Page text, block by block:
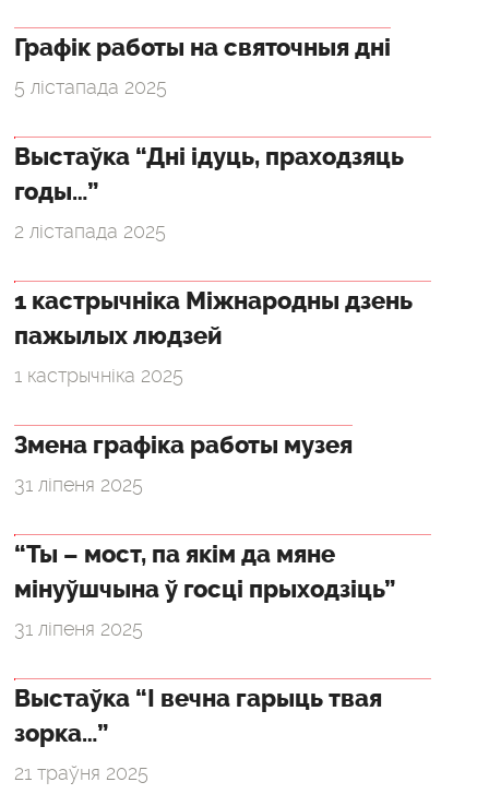
Графік работы на святочныя дні
5 лістапада 2025
Выстаўка “Дні ідуць, праходзяць
годы…”
2 лістапада 2025
1 кастрычніка Міжнародны дзень
пажылых людзей
1 кастрычніка 2025
Змена графіка работы музея
31 ліпеня 2025
“Ты – мост, па якім да мяне
мінуўшчына ў госці прыходзіць”
31 ліпеня 2025
Выстаўка “І вечна гарыць твая
зорка…”
21 траўня 2025